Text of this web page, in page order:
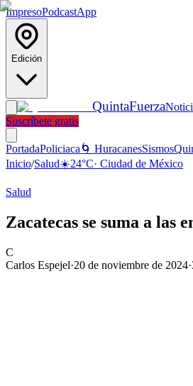
ImpresoPodcastApp
Edición
QuintaFuerza
Suscríbete gratis
PortadaPoliciaca 🌀 HuracanesSismos
Inicio/Salud☀️24°C· Ciudad de México
Salud
Zacatecas se suma a las
C
Carlos Espejel·20 de noviembre de 2024·